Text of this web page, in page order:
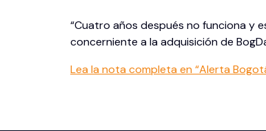
“Cuatro años después no funciona y
concerniente a la adquisición de
Lea la nota completa en “Alerta